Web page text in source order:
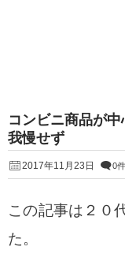
コンビニ商品が
我慢せず
2017年11月23日 0件
この記事は２０
た。